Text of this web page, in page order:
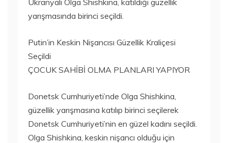
Ukranyalı Olga Shishkina, katıldığı güzellik
yarışmasında birinci seçildi.
Putin’in Keskin Nişancısı Güzellik Kraliçesi
Seçildi
ÇOCUK SAHİBİ OLMA PLANLARI YAPIYOR
Donetsk Cumhuriyeti’nde Olga Shishkina,
güzellik yarışmasına katılıp birinci seçilerek
Donetsk Cumhuriyeti’nin en güzel kadını seçildi.
Olga Shishkina, keskin nişancı olduğu için